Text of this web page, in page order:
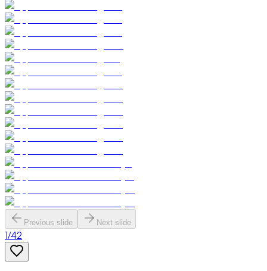
Previous slide Next slide
1/42